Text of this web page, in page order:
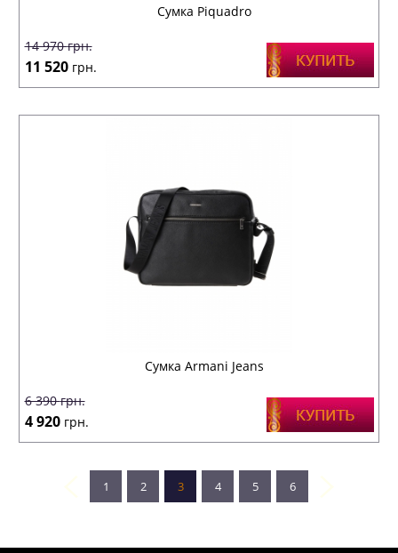
Сумка Piquadro
14 970грн.
11 520 грн.
Сумка Armani Jeans
6 390грн.
4 920 грн.
1 2 3 4 5 6